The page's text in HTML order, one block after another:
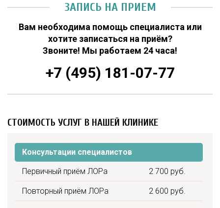
ЗАПИСЬ НА ПРИЕМ
Вам необходима помощь специалиста или
хотите записаться на приём?
Звоните! Мы работаем 24 часа!
+7 (495) 181-07-77
СТОИМОСТЬ УСЛУГ В НАШЕЙ КЛИНИКЕ
Консультации специалистов
Первичный приём ЛОРа 2 700 руб.
Повторный приём ЛОРа 2 600 руб.